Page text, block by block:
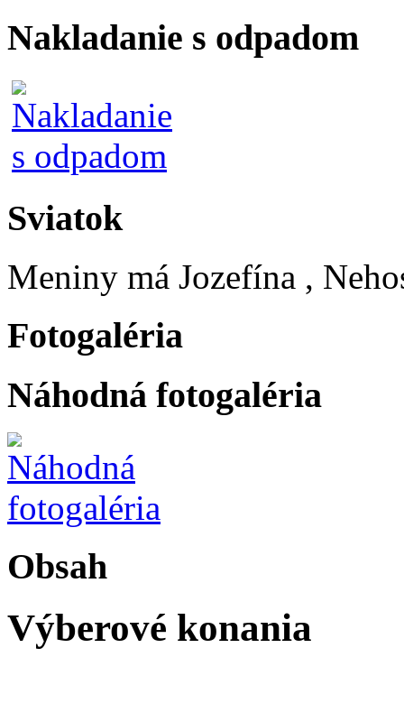
Nakladanie s odpadom
Sviatok
Meniny má Jozefína ,
Fotogaléria
Náhodná fotogaléria
Obsah
Výberové konania